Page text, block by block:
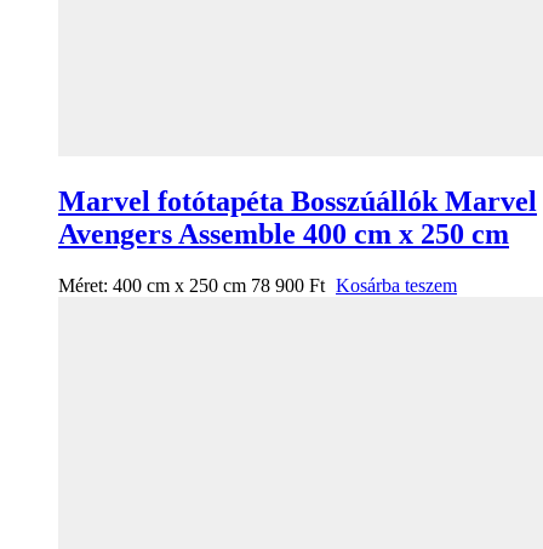
Marvel fotótapéta Bosszúállók Marvel
Avengers Assemble 400 cm x 250 cm
Méret: 400 cm x 250 cm 78 900 Ft Kosárba teszem